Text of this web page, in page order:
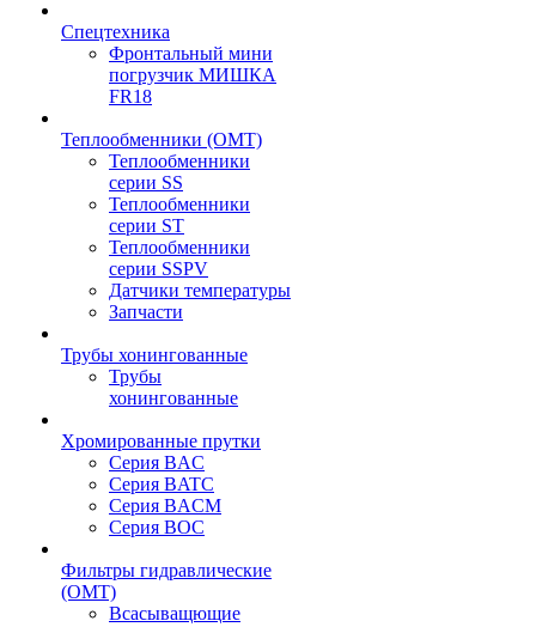
Спецтехника
Фронтальный мини
погрузчик МИШКА
FR18
Теплообменники (OMT)
Теплообменники
серии SS
Теплообменники
серии ST
Теплообменники
серии SSPV
Датчики температуры
Запчасти
Трубы хонингованные
Трубы
хонингованные
Хромированные прутки
Серия BAC
Серия BATC
Серия BACM
Серия BOC
Фильтры гидравлические
(OMT)
Всасыващющие